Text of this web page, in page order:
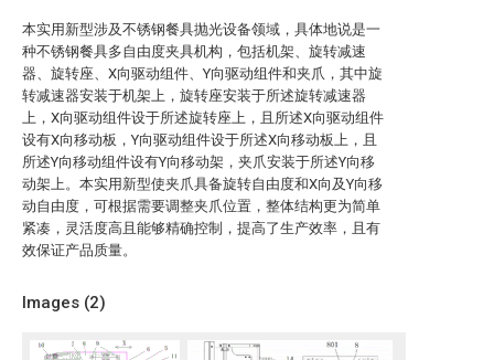
本实用新型涉及不锈钢餐具抛光设备领域，具体地说是一
种不锈钢餐具多自由度夹具机构，包括机架、旋转减速
器、旋转座、X向驱动组件、Y向驱动组件和夹爪，其中旋
转减速器安装于机架上，旋转座安装于所述旋转减速器
上，X向驱动组件设于所述旋转座上，且所述X向驱动组件
设有X向移动板，Y向驱动组件设于所述X向移动板上，且
所述Y向移动组件设有Y向移动架，夹爪安装于所述Y向移
动架上。本实用新型使夹爪具备旋转自由度和X向及Y向移
动自由度，可根据需要调整夹爪位置，整体结构更为简单
紧凑，灵活度高且能够精确控制，提高了生产效率，且有
效保证产品质量。
Images (2)